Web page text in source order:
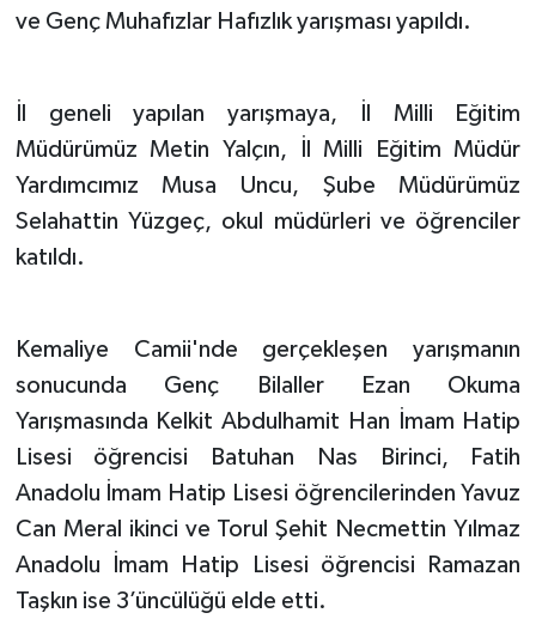
ve Genç Muhafızlar Hafızlık yarışması yapıldı.
İl geneli yapılan yarışmaya, İl Milli Eğitim
Müdürümüz Metin Yalçın, İl Milli Eğitim Müdür
Yardımcımız Musa Uncu, Şube Müdürümüz
Selahattin Yüzgeç, okul müdürleri ve öğrenciler
katıldı.
Kemaliye Camii'nde gerçekleşen yarışmanın
sonucunda Genç Bilaller Ezan Okuma
Yarışmasında Kelkit Abdulhamit Han İmam Hatip
Lisesi öğrencisi Batuhan Nas Birinci, Fatih
Anadolu İmam Hatip Lisesi öğrencilerinden Yavuz
Can Meral ikinci ve Torul Şehit Necmettin Yılmaz
Anadolu İmam Hatip Lisesi öğrencisi Ramazan
Taşkın ise 3’üncülüğü elde etti.